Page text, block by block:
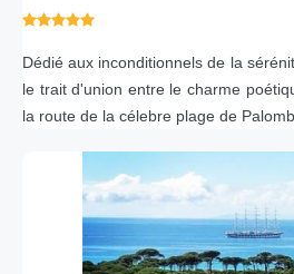
Dédié aux inconditionnels de la
le trait d'union entre le charme
la route de la célebre plage de